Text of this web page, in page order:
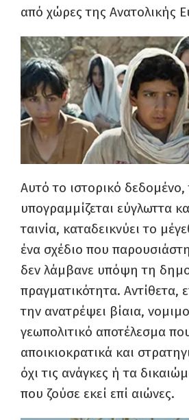
από χώρες της Ανατολικής
Αυτό το ιστορικό δεδομένο,
υπογραμμίζεται εύγλωττα
ταινία, καταδεικνύει το
ένα σχέδιο που
δεν λάμβανε υπόψη τη
πραγματικότητα. Αντίθετα,
την ανατρέψει βίαια,
γεωπολιτικό αποτέλεσμα
αποικιοκρατικά και
όχι τις ανάγκες ή τα
που ζούσε εκεί επί αιώνες.